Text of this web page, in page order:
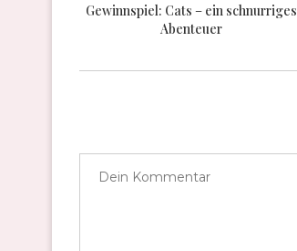
Gewinnspiel: Cats – ein schnurriges
Abenteuer